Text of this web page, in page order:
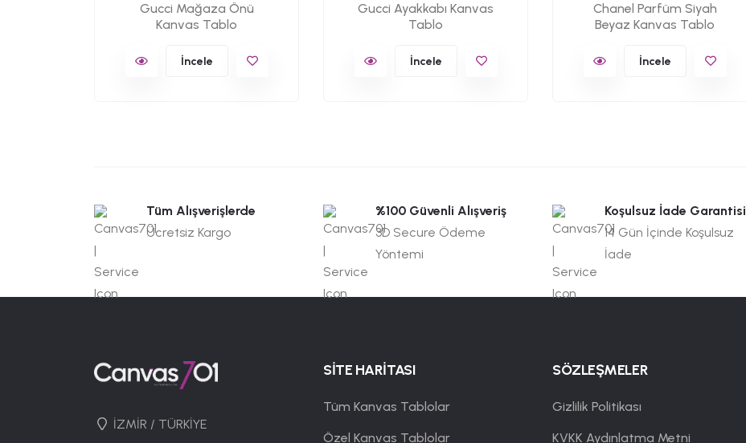
Gucci Mağaza Önü
Kanvas Tablo
İncele
Gucci Ayakkabı Kanvas
Tablo
İncele
Chanel Parfüm Siyah
Beyaz Kanvas Tablo
İncele
Tüm Alışverişlerde
Ücretsiz Kargo
%100 Güvenli Alışveriş
3D Secure Ödeme
Yöntemi
Koşulsuz İade Garantisi
14 Gün İçinde Koşulsuz
İade
İZMİR / TÜRKİYE
SİTE HARİTASI
Tüm Kanvas Tablolar
Özel Kanvas Tablolar
SÖZLEŞMELER
Gizlilik Politikası
KVKK Aydınlatma Metni